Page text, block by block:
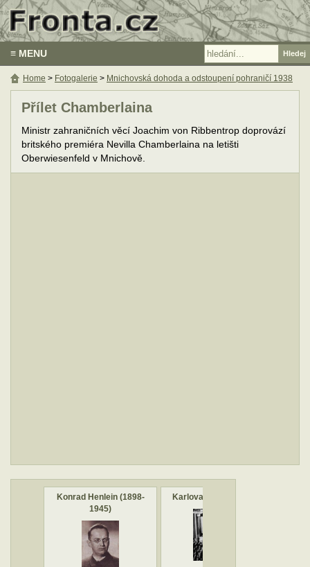
≡ MENU
Přílet Chamberlaina
Ministr zahraničních věcí Joachim von Ribbentrop doprovází
britského premiéra Nevilla Chamberlaina na letišti
Oberwiesenfeld v Mnichově.
Konrad Henlein (1898-
1945)
Karlovarský sjezd SdP
Home > Fotogalerie > Mnichovská dohoda a odstoupení pohraničí 1938